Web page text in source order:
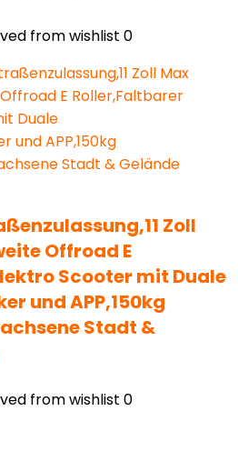
from wishlist 0
Zoll
Offroad E
Scooter mit Duale
und APP,150kg
Stadt &
from wishlist 0